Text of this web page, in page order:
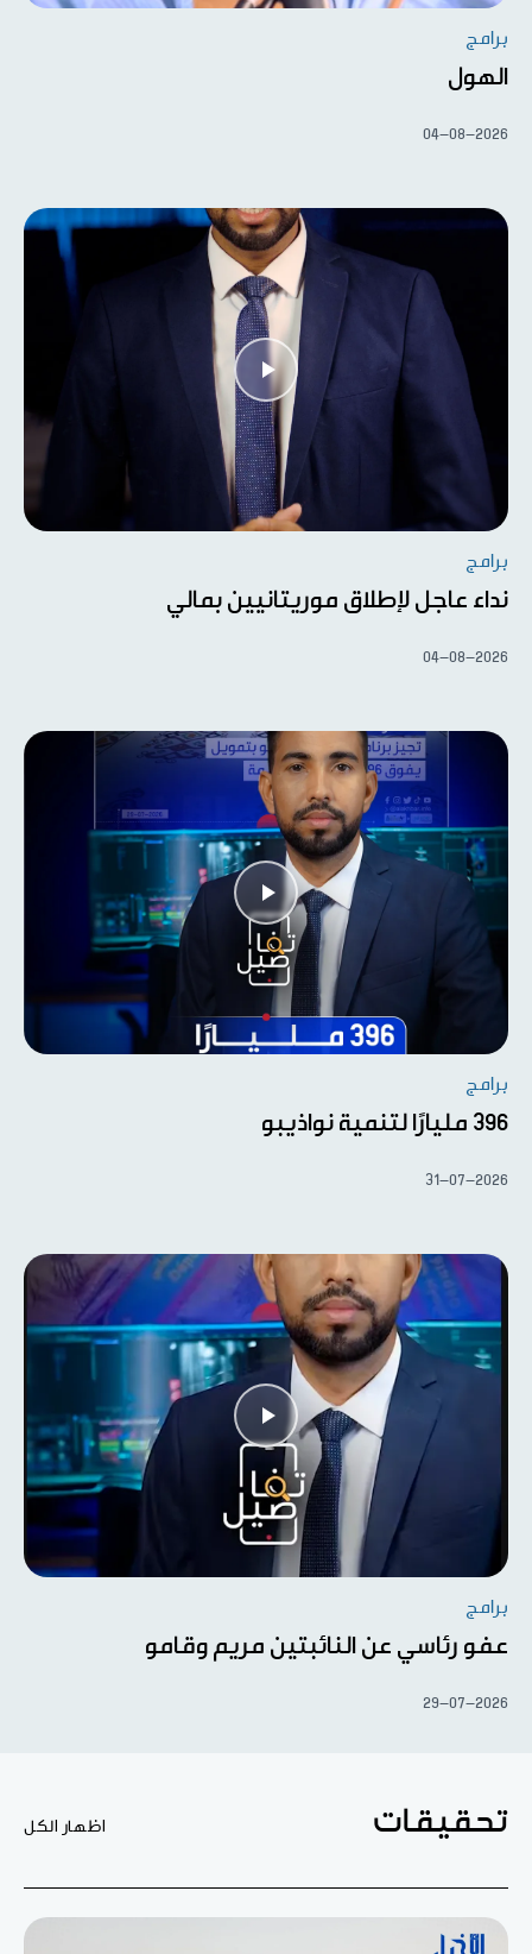
برامج
الهول
04-08-2026
برامج
نداء عاجل لإطلاق موريتانيين بمالي
04-08-2026
برامج
396 مليارًا لتنمية نواذيبو
31-07-2026
برامج
عفو رئاسي عن النائبتين مريم وقامو
29-07-2026
تحقيقات اظهار الكل